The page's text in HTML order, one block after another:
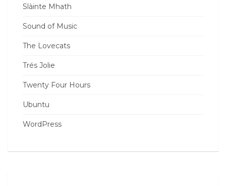
Slàinte Mhath
Sound of Music
The Lovecats
Trés Jolie
Twenty Four Hours
Ubuntu
WordPress